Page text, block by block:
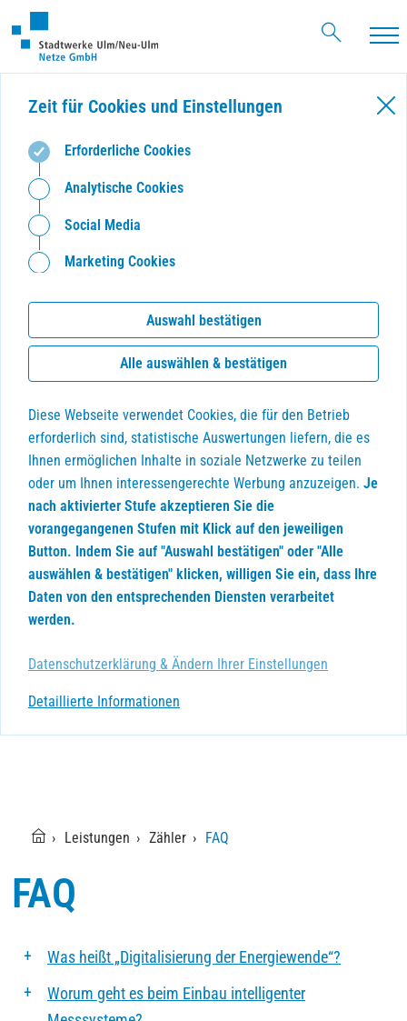
Zeit für Cookies und Einstellungen
Erforderliche Cookies
Analytische Cookies
Social Media
Marketing Cookies
Auswahl bestätigen
Alle auswählen & bestätigen
Diese Webseite verwendet Cookies, die für den Betrieb
erforderlich sind, statistische Auswertungen liefern, die es
Ihnen ermöglichen Inhalte in soziale Netzwerke zu teilen
oder um Ihnen interessengerechte Werbung anzuzeigen. Je
nach aktivierter Stufe akzeptieren Sie die
vorangegangenen Stufen mit Klick auf den jeweiligen
Button. Indem Sie auf "Auswahl bestätigen" oder "Alle
auswählen & bestätigen" klicken, willigen Sie ein, dass Ihre
Daten von den entsprechenden Diensten verarbeitet
werden.
Datenschutzerklärung & Ändern Ihrer Einstellungen
Detaillierte Informationen
Leistungen Zähler FAQ
FAQ
Was heißt „Digitalisierung der Energiewende“?
Worum geht es beim Einbau intelligenter